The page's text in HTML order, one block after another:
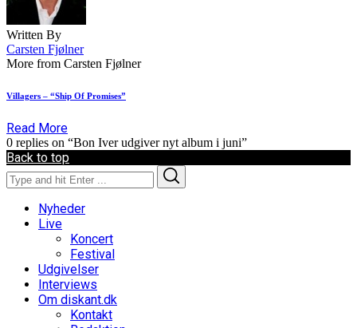
Written By
Carsten Fjølner
More from Carsten Fjølner
Villagers – “Ship Of Promises”
Read More
0 replies on “Bon Iver udgiver nyt album i juni”
Back to top
Search
for:
Nyheder
Live
Koncert
Festival
Udgivelser
Interviews
Om diskant.dk
Kontakt